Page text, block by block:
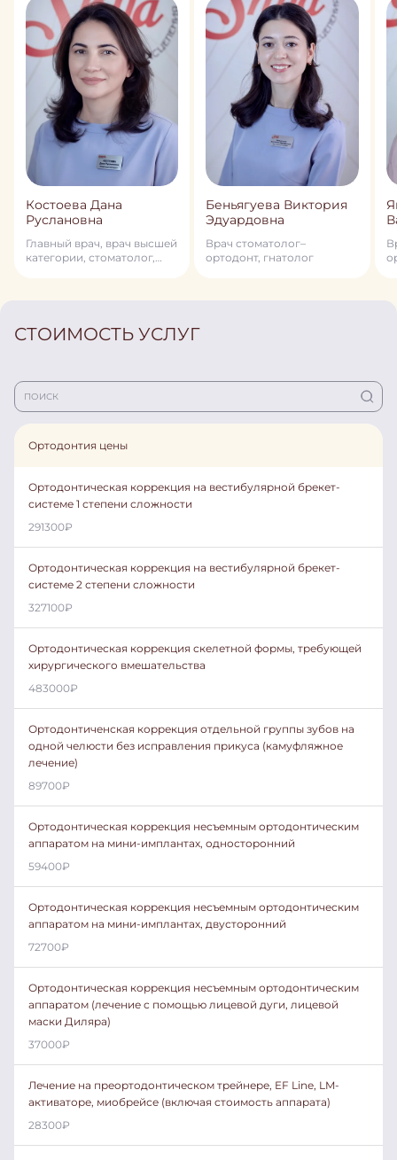
Костоева Дана
Руслановна
Главный врач, врач высшей
категории, стоматолог,
стоматолог, гнатолог
Беньягуева Виктория
Эдуардовна
Врач стоматолог–
ортодонт, гнатолог
СТОИМОСТЬ УСЛУГ
Ортодонтия цены
Ортодонтическая коррекция на вестибулярной брекет-
системе 1 степени сложности
291300₽
Ортодонтическая коррекция на вестибулярной брекет-
системе 2 степени сложности
327100₽
Ортодонтическая коррекция скелетной формы, требующей
хирургического вмешательства
483000₽
Ортодонтиченская коррекция отдельной группы зубов на
одной челюсти без исправления прикуса (камуфляжное
лечение)
89700₽
Ортодонтическая коррекция несъемным ортодонтическим
аппаратом на мини-имплантах, односторонний
59400₽
Ортодонтическая коррекция несъемным ортодонтическим
аппаратом на мини-имплантах, двусторонний
72700₽
Ортодонтическая коррекция несъемным ортодонтическим
аппаратом (лечение с помощью лицевой дуги, лицевой
маски Диляра)
37000₽
Лечение на преортодонтическом трейнере, EF Line, LM-
активаторе, миобрейсе (включая стоимость аппарата)
28300₽